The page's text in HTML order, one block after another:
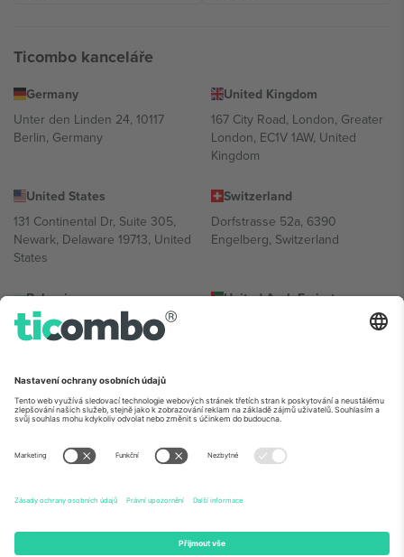
Ticombo kanceláře
Germany
Unter den Linden 24, 10117
Berlin, Germany
United Kingdom
167 City Road, London, Greater
London, EC1V 1AW, United
Kingdom
United States
131 Continental Dr, Suite 305,
Newark, Delaware 19713, United
States
Switzerland
Dorfstrasse 52a, 6390
Engelberg, Switzerland
Bulgaria
Regus Sofia City West, bul
Totleben 53-55, 1606 Sofia,
United Arab Emirates
UAE Dubai Silicon Oasis, DDP
Mexico
Av Chapultepec 360, Roma
Norte, Cuauhtémoc, 06700
Ciudad de México, CDMX,
lokalitě, události a/nebo doméně. Podrobnosti najdete na konkrétní
stránce události,
Právní informaceaPodmínky.